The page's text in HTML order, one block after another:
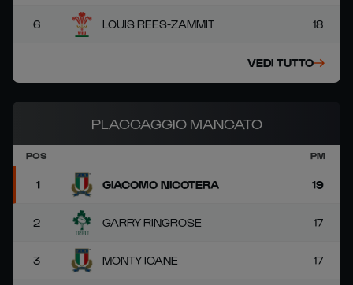
6 LOUIS REES-ZAMMIT 18
VEDI TUTTO
PLACCAGGIO MANCATO
POS PM
1 GIACOMO NICOTERA 19
2 GARRY RINGROSE 17
3 MONTY IOANE 17